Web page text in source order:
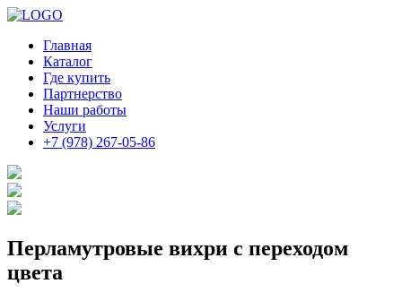
Главная
Каталог
Где купить
Партнерство
Наши работы
Услуги
+7 (978) 267-05-86
Перламутровые вихри с переходом
цвета